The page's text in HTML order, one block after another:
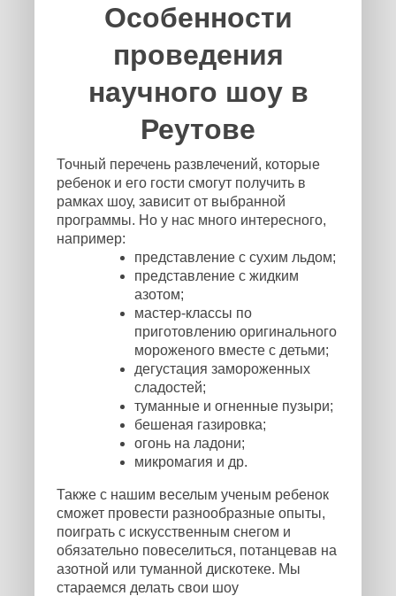
Особенности
проведения
научного шоу в
Реутове
Точный перечень развлечений, которые
ребенок и его гости смогут получить в
рамках шоу, зависит от выбранной
программы. Но у нас много интересного,
например:
представление с сухим льдом;
представление с жидким
азотом;
мастер-классы по
приготовлению оригинального
мороженого вместе с детьми;
дегустация замороженных
сладостей;
туманные и огненные пузыри;
бешеная газировка;
огонь на ладони;
микромагия и др.
Также с нашим веселым ученым ребенок
сможет провести разнообразные опыты,
поиграть с искусственным снегом и
обязательно повеселиться, потанцевав на
азотной или туманной дискотеке. Мы
стараемся делать свои шоу